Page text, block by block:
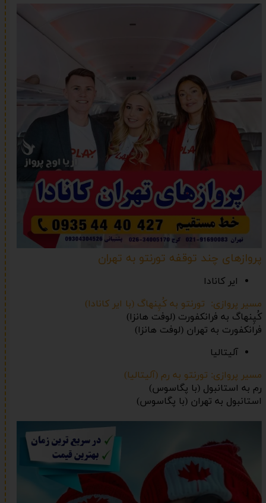
پروازهای چند توقفه تورنتو به تهران
ایر کانادا
مسیر پروازی: تورنتو به کُپِنهاگ (با ایر کانادا)
کُپِنهاگ به فرانکفورت (لوفت هانزا)
فرانکفورت به تهران (لوفت هانزا)
آلیتالیا
مسیر پروازی: تورنتو به رم (آلیتالیا)
رم به استانبول (با پگاسوس)
استانبول به تهران (با پگاسوس)